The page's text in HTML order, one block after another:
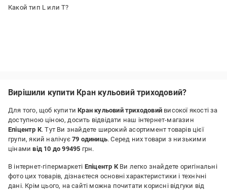
Какой тип L или Т?
Вирішили купити Кран кульовий триходовий?
Для того, щоб купитиКран кульовий триходовий високої якості за
доступною ціною, досить відвідати наш інтернет-магазин
Епіцентр К. Тут Ви знайдете широкий асортимент товарів цієї
групи, який налічує 79 одиниць. Серед них товари з низькими
цінамивід 10 до 99495 грн.
В інтернет-гіпермаркеті Епіцентр КВи легко знайдете оригінальні
фото цих товарів, дізнаєтеся основні характеристики і технічні
дані. Крім цього, на сайті можна почитати корисні відгуки від